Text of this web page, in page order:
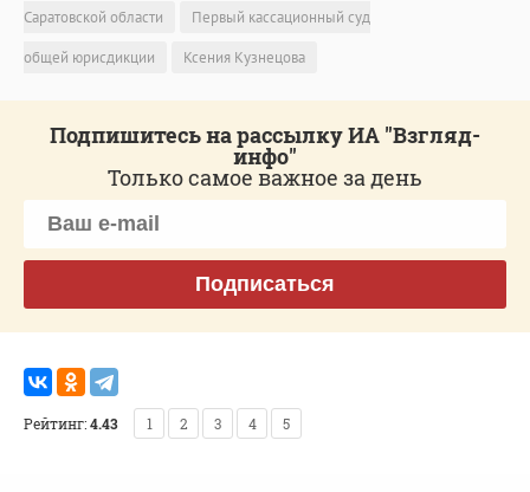
Саратовской области
Первый кассационный суд
общей юрисдикции
Ксения Кузнецова
Подпишитесь на рассылку ИА "Взгляд-
инфо"
Только самое важное за день
Подписаться
Рейтинг:4.43 1 2 3 4 5